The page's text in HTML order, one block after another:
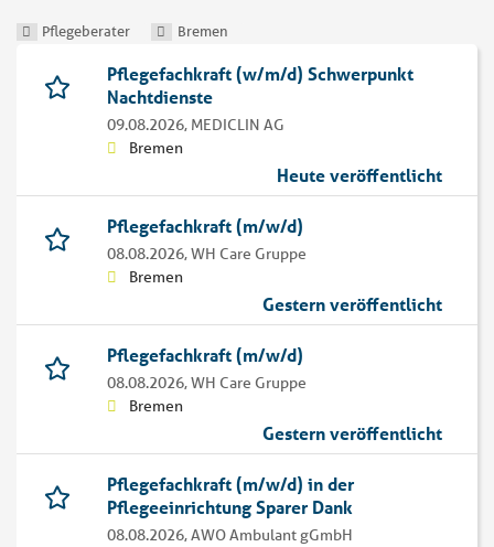
Pflegeberater Bremen
Pflegefachkraft (w/m/d) Schwerpunkt
Nachtdienste
09.08.2026, MEDICLIN AG
Bremen
Heute veröffentlicht
Pflegefachkraft (m/w/d)
08.08.2026,WH Care Gruppe
Bremen
Gestern veröffentlicht
Pflegefachkraft (m/w/d)
08.08.2026,WH Care Gruppe
Bremen
Gestern veröffentlicht
Pflegefachkraft (m/w/d) in der
Pflegeeinrichtung Sparer Dank
08.08.2026,AWO Ambulant gGmbH